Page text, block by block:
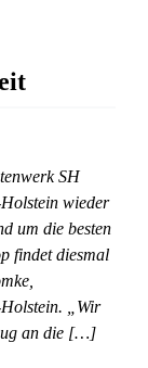
SH
wieder
um die besten
findet diesmal
„Wir
an die […]